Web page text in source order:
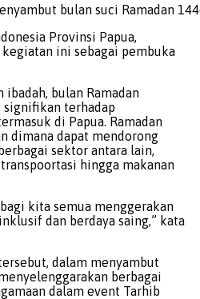
bulan suci Ramadan
Provinsi Papua,
ini sebagai pembuka
bulan Ramadan
signifikan terhadap
di Papua. Ramadan
dimana dapat mendorong
sektor antara lain,
hingga makanan
kita semua menggerakan
dan berdaya saing,” kata
dalam menyambut
berbagai
dalam event Tarhib